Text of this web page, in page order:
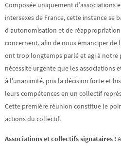
Composée uniquement d’associations
intersexes de France, cette instance se
d’autonomisation et de
concernent, afin de nous émanciper de
ont trop longtemps parlé et agi à notre
nécessité urgente que les associations
à l’unanimité, pris la décision forte et
leurs compétences en un collectif
Cette première réunion constitue le
actions du collectif.
Associations et collectifs signataires :